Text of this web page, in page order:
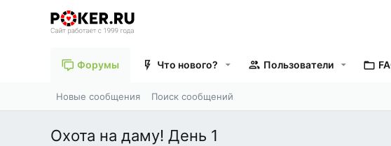
Форумы Что нового? Пользователи
Новые сообщения Поиск сообщений
Охота на даму! День 1